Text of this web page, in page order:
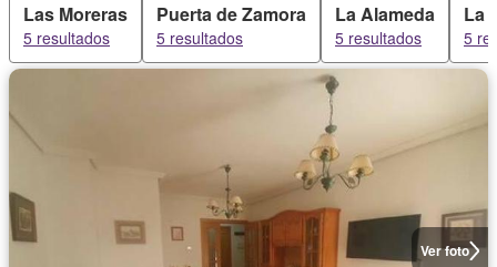
Las Moreras
5 resultados
Puerta de Zamora
5 resultados
La Alameda
5 resultados
La
5
Ver foto